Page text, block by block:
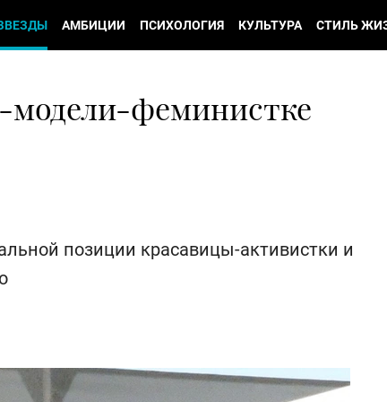
АМБИЦИИ ПСИХОЛОГИЯ КУЛЬТУРА СТИЛЬ
феминистке
позиции красавицы-активистки и